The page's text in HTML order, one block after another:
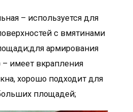
– используется для
с вмятинами
армирования
– имеет вкрапления
хорошо подходит для
площадей;